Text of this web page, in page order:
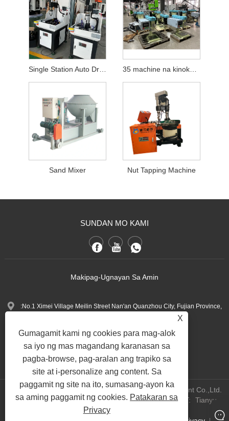
Single Station Auto Drilling Tapping Machine 35 machine na kinokontrol ng servo
Sand Mixer Nut Tapping Machine
SUNDAN MO KAMI
Makipag-Ugnayan Sa Amin
:No.1 Ximei Village Meilin Street Nan'an Quanzhou City, Fujian Province,
Tel: +86-13600768411
: Nina.h@yueli-tech.com
Copyright @ 2023 Quanzhou Yueli Automation Equipment Co.,Ltd.
All Rights Reserved.WEBSITE TECHNICAL SUPPORT:
Tianyu
Jack Lin:+86-15559188336
X
Gumagamit kami ng cookies para mag-alok
sa iyo ng mas magandang karanasan sa
pagba-browse, pag-aralan ang trapiko sa
site at i-personalize ang content. Sa
paggamit ng site na ito, sumasang-ayon ka
sa aming paggamit ng cookies. Patakaran sa
Privacy